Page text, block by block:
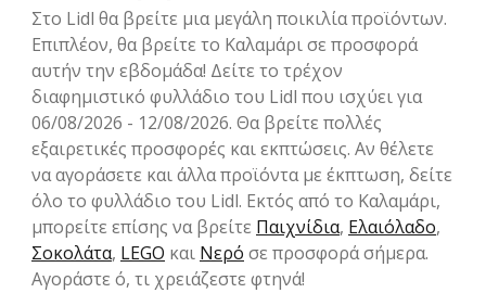
Στο Lidl θα βρείτε μια μεγάλη ποικιλία προϊόντων.
Επιπλέον, θα βρείτε το Καλαμάρι σε προσφορά
αυτήν την εβδομάδα! Δείτε το τρέχον
διαφημιστικό φυλλάδιο του Lidl που ισχύει για
06/08/2026 - 12/08/2026. Θα βρείτε πολλές
εξαιρετικές προσφορές και εκπτώσεις. Αν θέλετε
να αγοράσετε και άλλα προϊόντα με έκπτωση, δείτε
όλο το φυλλάδιο του Lidl. Εκτός από το Καλαμάρι,
μπορείτε επίσης να βρείτε Παιχνίδια, Ελαιόλαδο,
Σοκολάτα, LEGO και Νερό σε προσφορά σήμερα.
Αγοράστε ό, τι χρειάζεστε φτηνά!